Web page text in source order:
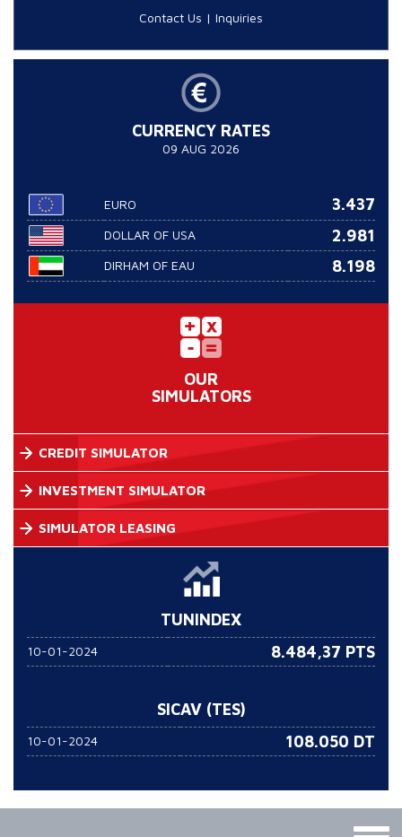
Contact Us | Inquiries
CURRENCY RATES
09 AUG 2026
EURO 3.437
DOLLAR OF USA 2.981
DIRHAM OF EAU 8.198
OUR
SIMULATORS
CREDIT SIMULATOR
INVESTMENT SIMULATOR
SIMULATOR LEASING
TUNINDEX
10-01-2024 8.484,37 PTS
SICAV (TES)
10-01-2024 108.050 DT